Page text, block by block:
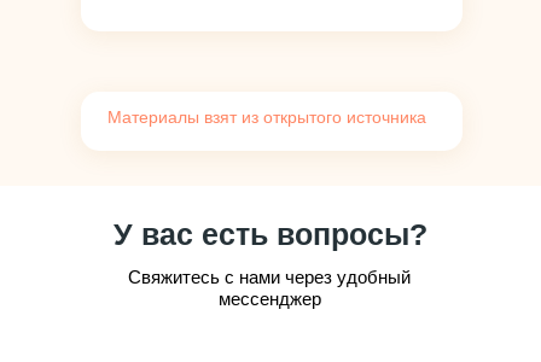
Материалы взят из открытого источника
У вас есть вопросы?
Свяжитесь с нами через удобный
мессенджер